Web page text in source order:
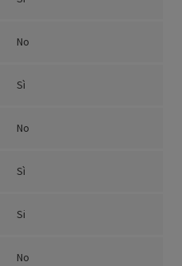
No
Sì
No
Sì
Si
No